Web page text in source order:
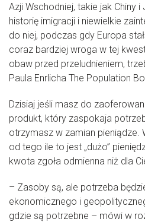
Azji Wschodniej, takie jak Chiny
historię imigracji i niewielkie
do niej, podczas gdy Europa
coraz bardziej wroga w tej
obaw przed przeludnieniem,
Paula Enrlicha The Population
Dzisiaj jeśli masz do
produkt, który zaspokaja
otrzymasz w zamian
od tego ile to jest „dużo”
kwota zgoła odmienna niż dla
– Zasoby są, ale potrzeba
ekonomicznego i
gdzie są potrzebne – mówi w